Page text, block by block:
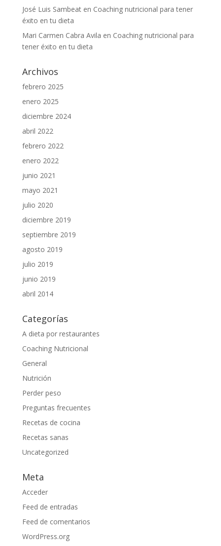
José Luis Sambeaten Coaching nutricional para tener
éxito en tu dieta
Mari Carmen Cabra Avila en Coaching nutricional para
tener éxito en tu dieta
Archivos
febrero 2025
enero 2025
diciembre 2024
abril 2022
febrero 2022
enero 2022
junio 2021
mayo 2021
julio 2020
diciembre 2019
septiembre 2019
agosto 2019
julio 2019
junio 2019
abril 2014
Categorías
A dieta por restaurantes
Coaching Nutricional
General
Nutrición
Perder peso
Preguntas frecuentes
Recetas de cocina
Recetas sanas
Uncategorized
Meta
Acceder
Feed de entradas
Feed de comentarios
WordPress.org